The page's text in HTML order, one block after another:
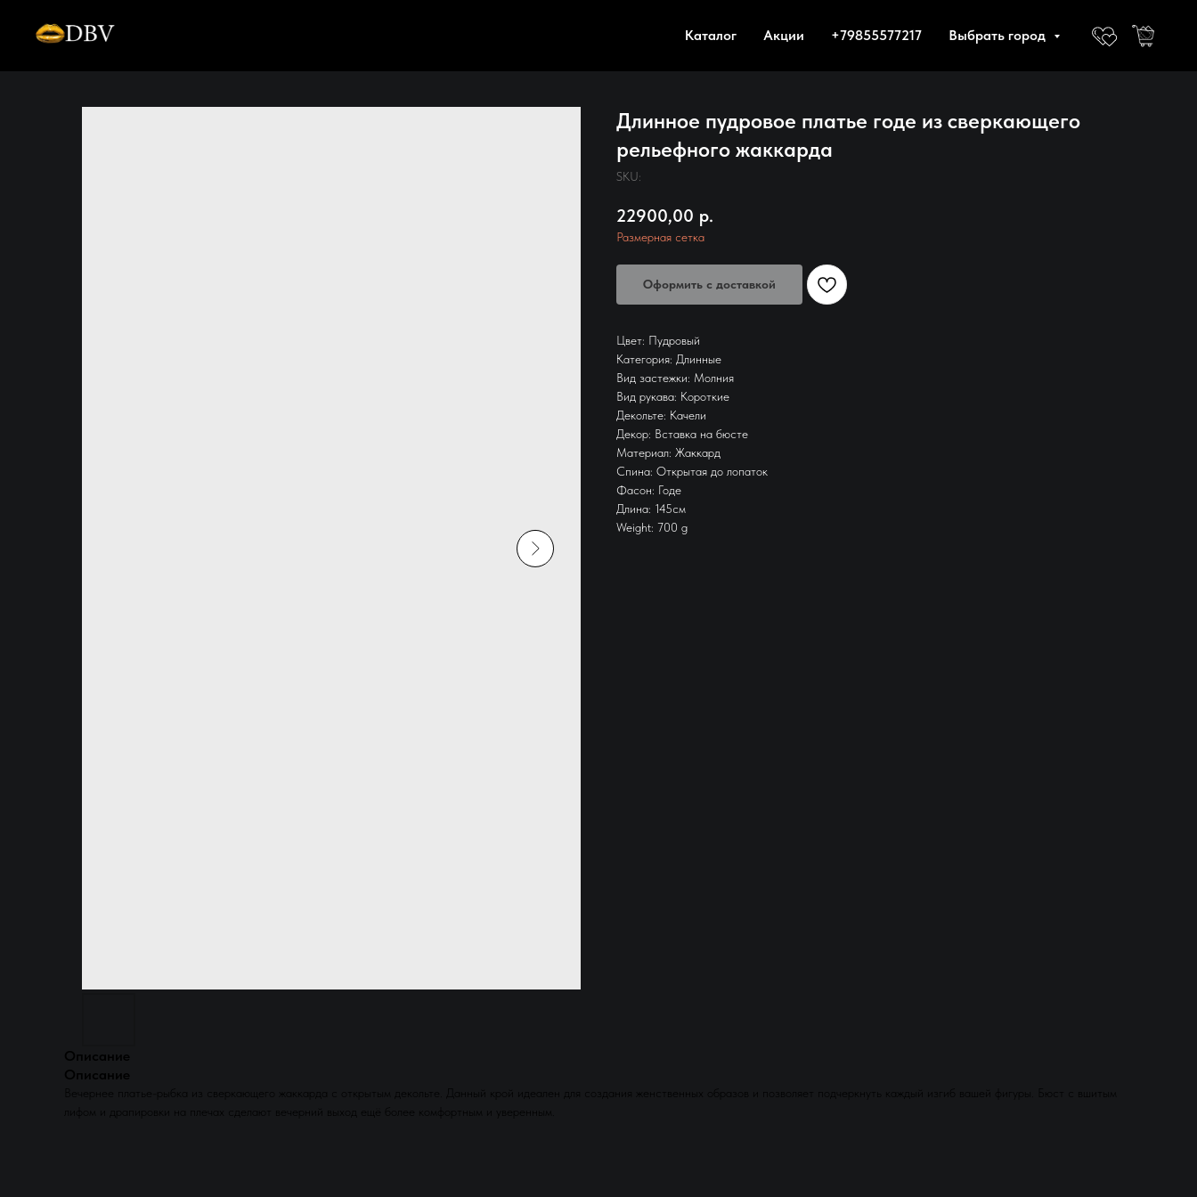
Каталог Акции +79855577217 Выбрать город
Длинное пудровое платье годе из сверкающего
рельефного жаккарда
SKU:
22900,00 р.
Размерная сетка
Оформить с доставкой
Цвет: Пудровый
Категория: Длинные
Вид застежки: Молния
Вид рукава: Короткие
Декольте: Качели
Декор: Вставка на бюсте
Материал: Жаккард
Спина: Открытая до лопаток
Фасон: Годе
Длина: 145см
Weight: 700 g
Описание
Описание
Вечернее платье-рыбка из сверкающего жаккарда с открытым декольте. Данный крой идеален для создания женственных образов и позволяет подчеркнуть каждый изгиб вашей фигуры. Бюст с вшитым
лифом и драпировки на плечах сделают вечерний выход ещё более комфортным и уверенным.